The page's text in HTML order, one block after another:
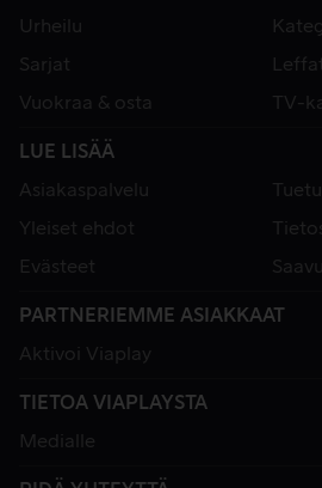
Urheilu
Sarjat
Vuokraa & osta
TV-
LUE LISÄÄ
Asiakaspalvelu
Yleiset ehdot
Evästeet
PARTNERIEMME ASIAKKAAT
Aktivoi Viaplay
TIETOA VIAPLAYSTA
Medialle